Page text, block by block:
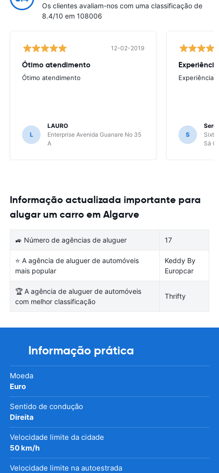
Os clientes avaliam-nos com uma classificação de
8.4/10 em 108006
12-02-2019
Ótimo atendimento
Ótimo atendimento
L
LAURO
Enterprise Avenida Guanare No 35
A
Experiência
S
Sixt
Sá
Informação actualizada importante para
alugar um carro em Algarve
🚙 Número de agências de aluguer 17
⭐ A agência de aluguer de automóveis
mais popular
Keddy By
Europcar
🏆 A agência de aluguer de automóveis
com melhor classificação
Thrifty
Informação prática
Moeda
Euro
Sentido de condução
Direita
Velocidade limite da cidade
50 km/h
Velocidade limite na autoestrada